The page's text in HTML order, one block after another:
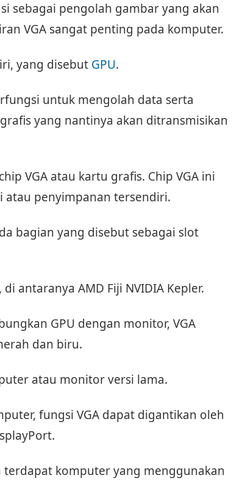
sebagai pengolah gambar yang akan
VGA sangat penting pada komputer.
yang disebut GPU.
untuk mengolah data serta
yang nantinya akan ditransmisikan
VGA atau kartu grafis. Chip VGA ini
penyimpanan tersendiri.
bagian yang disebut sebagai slot
antaranya AMD Fiji NVIDIA Kepler.
GPU dengan monitor, VGA
dan biru.
atau monitor versi lama.
fungsi VGA dapat digantikan oleh
komputer yang menggunakan